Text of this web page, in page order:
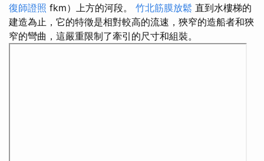
復師證照 fkm）上方的河段。 竹北筋膜放鬆 直到水樓梯的
建造為止，它的特徵是相對較高的流速，狹窄的造船者和狹
窄的彎曲，這嚴重限制了牽引的尺寸和組裝。